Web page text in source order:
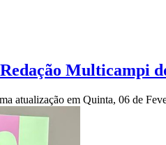
Multicampi
atualização em Quinta, 06 de